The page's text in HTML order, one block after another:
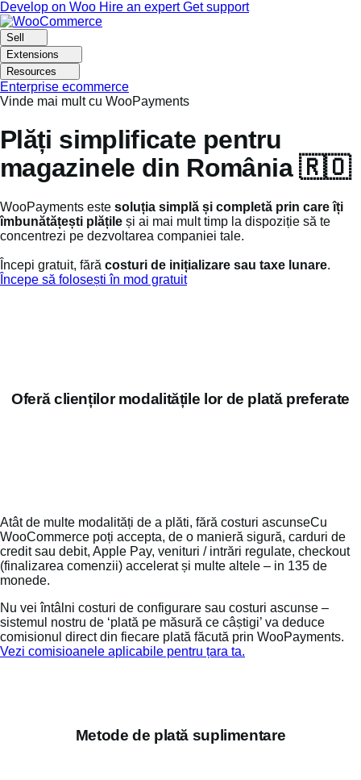
Skip
to
navigation
Skip
to
content
Develop on Woo Hire an expertGet support
Sell
Extensions
Resources
Enterprise ecommerce
Vinde mai mult cu WooPayments
Plăți simplificate pentru
magazinele din România 🇷🇴
WooPayments este soluția simplă și completă prin care îți
îmbunătățești plățile și ai mai mult timp la dispoziție să te
concentrezi pe dezvoltarea companiei tale.
Începi gratuit, fără costuri de inițializare sau taxe lunare.
Începe să folosești în mod gratuit
Oferă clienților modalitățile lor de plată preferate
Atât de multe modalități de a plăti, fără costuri ascunseCu
WooCommerce poți accepta, de o manieră sigură, carduri de
credit sau debit, Apple Pay, venituri / intrări regulate, checkout
(finalizarea comenzii) accelerat și multe altele – in 135 de
monede.
Nu vei întâlni costuri de configurare sau costuri ascunse –
sistemul nostru de ‘plată pe măsură ce câștigi’ va deduce
comisionul direct din fiecare plată făcută prin WooPayments.
Vezi comisioanele aplicabile pentru țara ta.
Metode de plată suplimentare